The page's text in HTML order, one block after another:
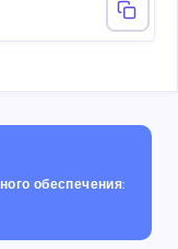
обеспечения: